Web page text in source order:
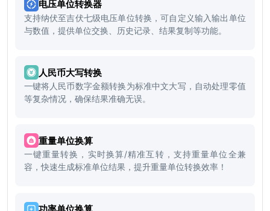
电压单位转换器
支持纳伏至吉伏七级电压单位转换，可自定义输入输出单位
与数值，提供单位交换、历史记录、结果复制等功能。
人民币大写转换
一键将人民币数字金额转换为标准中文大写，自动处理零值
等复杂情况，确保结果准确无误。
重量单位换算
一键重量转换，实时换算/精准互转，支持重量单位全兼
容，快速生成标准单位结果，提升重量单位转换效率！